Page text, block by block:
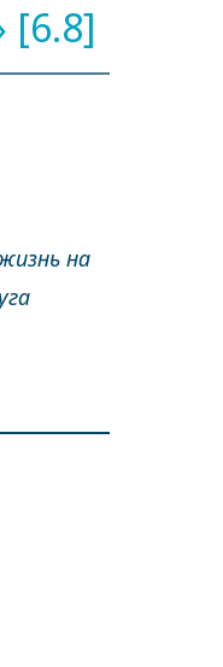
[6.8]
на